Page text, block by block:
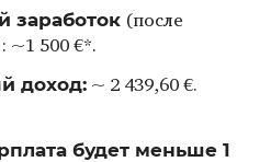
заработок(после
~1 500 €*.
доход:~ 2 439,60 €.
будет меньше 1